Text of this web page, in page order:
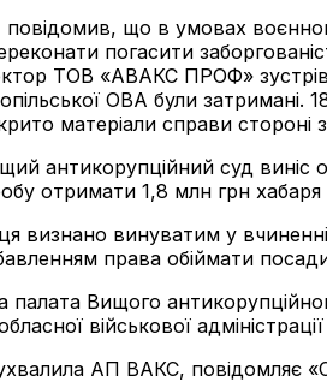
повідомив, що в умовах
погасити
ТОВ «АВАКС ПРОФ»
ОВА були
матеріали справи стороні
антикорупційний суд виніс
отримати 1,8 млн грн хабаря
визнано винуватим у
права обіймати
палата Вищого
військової
АП ВАКС, повідомляє